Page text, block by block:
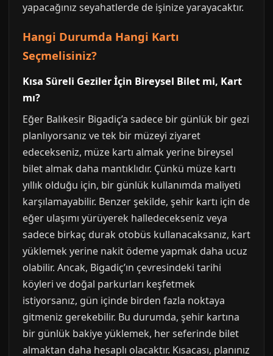
yapacağınız seyahatlerde de işinize yarayacaktır.
Hangi Durumda Hangi Kartı
Seçmelisiniz?
Kısa Süreli Geziler İçin Bireysel Bilet mi, Kart
mı?
Eğer Balıkesir Bigadiç’a sadece bir günlük bir gezi
planlıyorsanız ve tek bir müzeyi ziyaret
edecekseniz, müze kartı almak yerine bireysel
bilet almak daha mantıklıdır. Çünkü müze kartı
yıllık olduğu için, bir günlük kullanımda maliyeti
karşılamayabilir. Benzer şekilde, şehir kartı için de
eğer ulaşımı yürüyerek halledecekseniz veya
sadece birkaç durak otobüs kullanacaksanız, kart
yüklemek yerine nakit ödeme yapmak daha ucuz
olabilir. Ancak, Bigadiç’ın çevresindeki tarihi
köyleri ve doğal parkurları keşfetmek
istiyorsanız, gün içinde birden fazla noktaya
gitmeniz gerekebilir. Bu durumda, şehir kartına
bir günlük bakiye yüklemek, her seferinde bilet
almaktan daha hesaplı olacaktır. Kısacası, planınız